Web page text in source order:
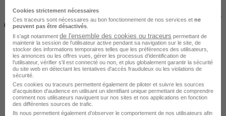
2 jours à 2 semaines
(14h à 70h)
Cookies strictement nécessaires
Ces traceurs sont nécessaires au bon fonctionnement de nos services et ne
peuvent pas être désactivés
Il s'agit notamment de l'ensemble des cookies ou traceurs permettant de
maintenir la session de l'utilisateur active pendant sa navigation sur le site, de
stocker des informations temporaires telles que les préférences des utilisateurs,
les annonces ou les offres vues, gérer les processus d'identification de
l'utilisateur, vérifier s'il est connecté ou non, et plus globalement garantir la sécurité
du site web en détectant les tentatives d'accès frauduleux ou les violations de
sécurité.
Ces cookies ou traceurs permettent également de piloter et suivre les sources
d'acquisition d'audience en utilisant un identifiant unique permettant de comprendre
comment nos utilisateurs naviguent sur nos sites et nos applications en fonction
des différentes sources de trafic.
Ils nous permettent également d’observer le comportement de nos utilisateurs afin